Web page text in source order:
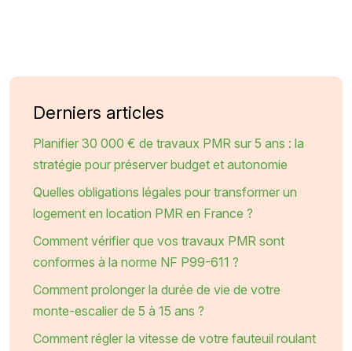
Derniers articles
Planifier 30 000 € de travaux PMR sur 5 ans : la
stratégie pour préserver budget et autonomie
Quelles obligations légales pour transformer un
logement en location PMR en France ?
Comment vérifier que vos travaux PMR sont
conformes à la norme NF P99-611 ?
Comment prolonger la durée de vie de votre
monte-escalier de 5 à 15 ans ?
Comment régler la vitesse de votre fauteuil roulant